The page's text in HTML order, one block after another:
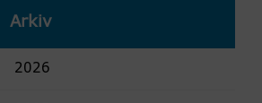
Arkiv
2026